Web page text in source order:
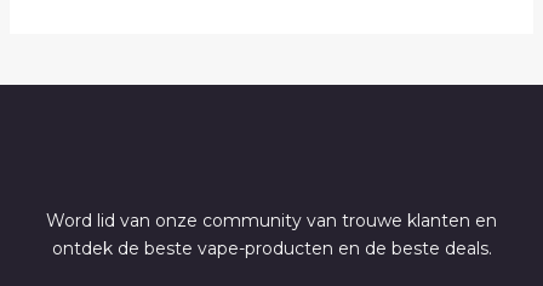
Word lid van onze community van trouwe klanten en
ontdek de beste vape-producten en de beste deals.